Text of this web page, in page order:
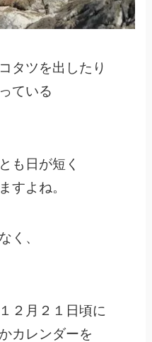
タツを出したり
ている
も日が短く
すよね。
く、
２月２１日頃に
カレンダーを